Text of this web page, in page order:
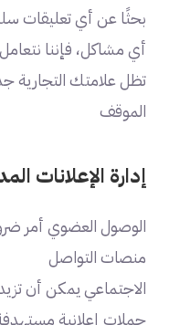
بحثًا عن أي تعليقات
أي مشاكل، فإننا
تظل علامتك التجارية
الموقف
إدارة الإعلانات
الوصول العضوي أمر
منصات التواصل
الاجتماعي يمكن أن
حملات إعلانية